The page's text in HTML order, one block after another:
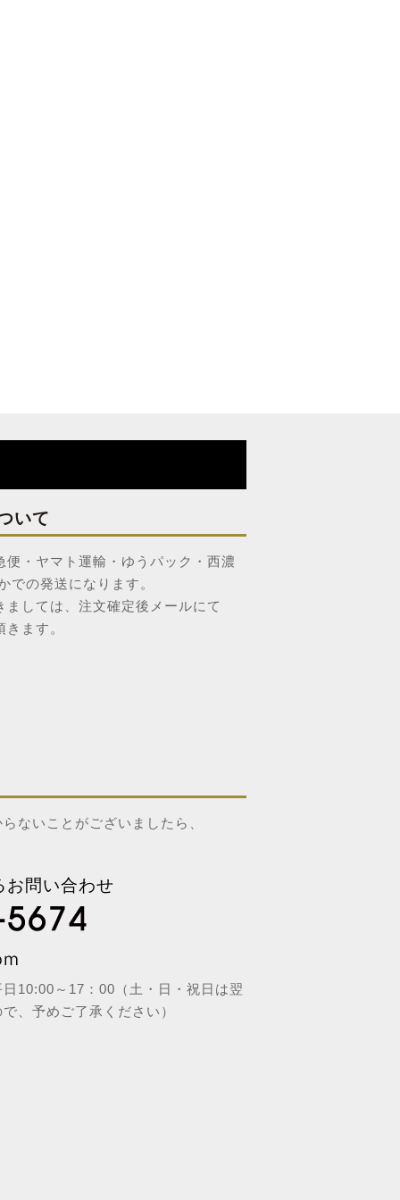
いて
便・ヤマト運輸・ゆうパック・西濃
での発送になります。
ましては、注文確定後メールにて
ます。
ないことがございましたら、
お問い合わせ
10:00～17：00（土・日・祝日は翌
、予めご了承ください）